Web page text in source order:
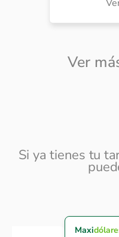
Ver
Si ya tienes tu
Maxi